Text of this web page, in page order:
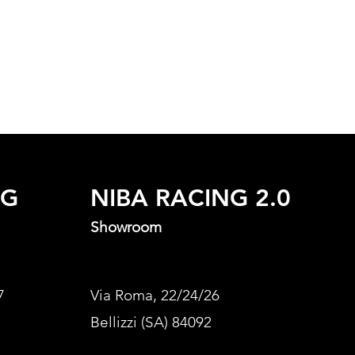
NIBA RACING 2.0
Showroom
Via Roma, 22/24/26
Bellizzi (SA) 84092